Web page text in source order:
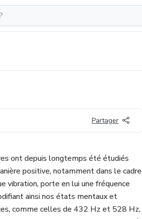
Partager
ont depuis longtemps été étudiés
positive, notamment dans le cadre
vibration, porte en lui une fréquence
ainsi nos états mentaux et
comme celles de 432 Hz et 528 Hz,